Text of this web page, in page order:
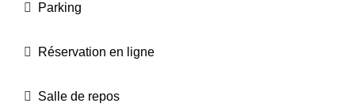
Parking
Réservation en ligne
Salle de repos